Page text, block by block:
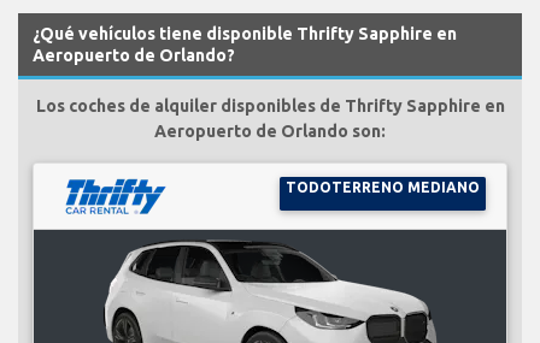
¿Qué vehículos tiene disponible Thrifty Sapphire en
Aeropuerto de Orlando?
Los coches de alquiler disponibles de Thrifty Sapphire en
Aeropuerto de Orlando son:
TODOTERRENO MEDIANO